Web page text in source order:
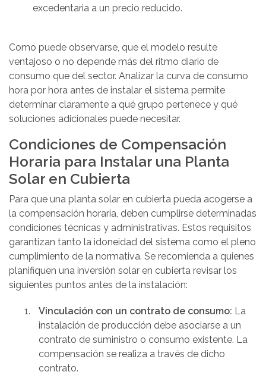
excedentaria a un precio reducido.
Como puede observarse, que el modelo resulte
ventajoso o no depende más del ritmo diario de
consumo que del sector. Analizar la curva de consumo
hora por hora antes de instalar el sistema permite
determinar claramente a qué grupo pertenece y qué
soluciones adicionales puede necesitar.
Condiciones de Compensación
Horaria para Instalar una Planta
Solar en Cubierta
Para que una planta solar en cubierta pueda acogerse a
la compensación horaria, deben cumplirse determinadas
condiciones técnicas y administrativas. Estos requisitos
garantizan tanto la idoneidad del sistema como el pleno
cumplimiento de la normativa. Se recomienda a quienes
planifiquen una inversión solar en cubierta revisar los
siguientes puntos antes de la instalación:
Vinculación con un contrato de consumo: La
instalación de producción debe asociarse a un
contrato de suministro o consumo existente. La
compensación se realiza a través de dicho
contrato.